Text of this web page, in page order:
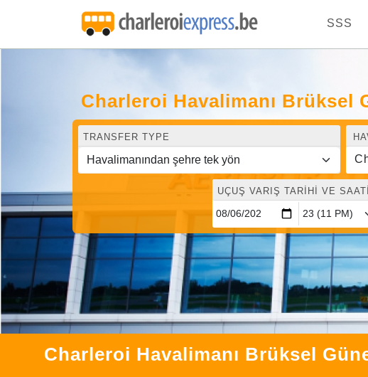
SSS
Charleroi Havalimanı Brüksel
TRANSFER TYPE
UÇUŞ VARIŞ TARIHI VE SAATI
Charleroi Havalimanı Brüksel